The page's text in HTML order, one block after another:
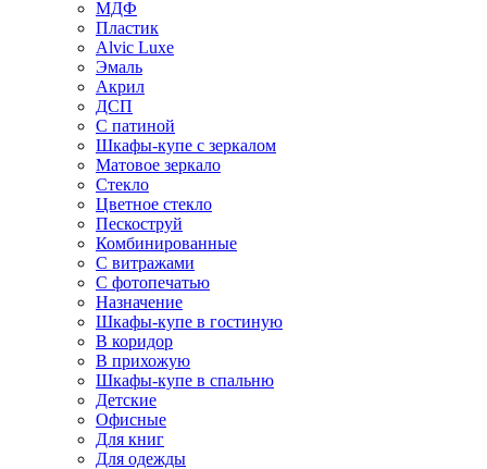
МДФ
Пластик
Alvic Luxe
Эмаль
Акрил
ДСП
С патиной
Шкафы-купе с зеркалом
Матовое зеркало
Стекло
Цветное стекло
Пескоструй
Комбинированные
С витражами
С фотопечатью
Назначение
Шкафы-купе в гостиную
В коридор
В прихожую
Шкафы-купе в спальню
Детские
Офисные
Для книг
Для одежды